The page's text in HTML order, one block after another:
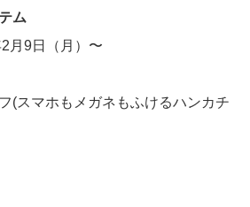
ム
月9日（月）〜
(スマホもメガネもふけるハンカチ